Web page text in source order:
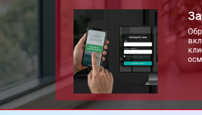
Замена Wi-Fi мфу Kyocera
Замена блока питания